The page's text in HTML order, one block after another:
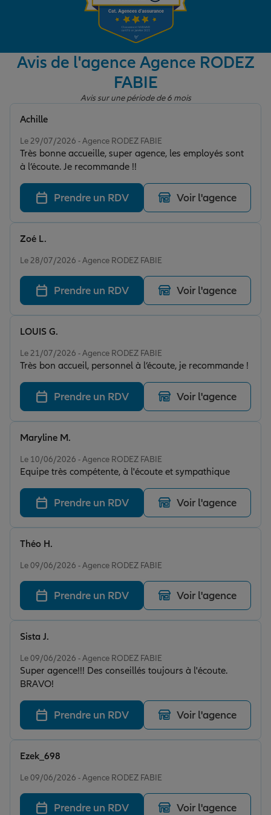
Garantie des accidents de la vie
Retraite
Tous nos devis d'assurance
Avis de l'agence Agence RODEZ
FABIE
Avis sur une période de 6 mois
Le 29/07/2026 - Agence RODEZ FABIE
Très bonne accueille, super agence, les employés sont
à l’écoute. Je recommande !!
Achille
Prendre un RDV Voir l'agence
Le 28/07/2026 - Agence RODEZ FABIE
Zoé L.
Prendre un RDV Voir l'agence
Le 21/07/2026 - Agence RODEZ FABIE
Très bon accueil, personnel à l’écoute, je recommande !
LOUIS G.
Prendre un RDV Voir l'agence
Le 10/06/2026 - Agence RODEZ FABIE
Equipe très compétente, à l'écoute et sympathique
Maryline M.
Prendre un RDV Voir l'agence
Le 09/06/2026 - Agence RODEZ FABIE
Théo H.
Prendre un RDV Voir l'agence
Le 09/06/2026 - Agence RODEZ FABIE
Super agence!!! Des conseillés toujours à l'écoute.
BRAVO!
Sista J.
Prendre un RDV Voir l'agence
Le 09/06/2026 - Agence RODEZ FABIE
Ezek_698
Prendre un RDV Voir l'agence